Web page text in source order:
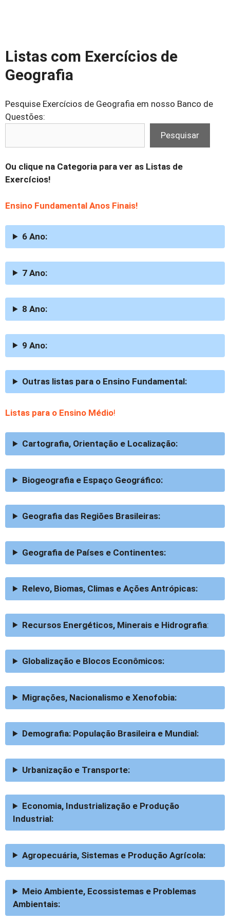
Listas com Exercícios de
Geografia
Pesquise Exercícios de Geografia em nosso Banco de
Questões:
Pesquisar
Ou clique na Categoria para ver as Listas de
Exercícios!
Ensino Fundamental Anos Finais!
6 Ano:
7 Ano:
8 Ano:
9 Ano:
Outras listas para o Ensino Fundamental:
Listas para o Ensino Médio!
Cartografia, Orientação e Localização:
Biogeografia e Espaço Geográfico:
Geografia das Regiões Brasileiras:
Geografia de Países e Continentes:
Relevo, Biomas, Climas e Ações Antrópicas:
Recursos Energéticos, Minerais e Hidrografia:
Globalização e Blocos Econômicos:
Migrações, Nacionalismo e Xenofobia:
Demografia: População Brasileira e Mundial:
Urbanização e Transporte:
Economia, Industrialização e Produção
Industrial:
Agropecuária, Sistemas e Produção Agrícola:
Meio Ambiente, Ecossistemas e Problemas
Ambientais: